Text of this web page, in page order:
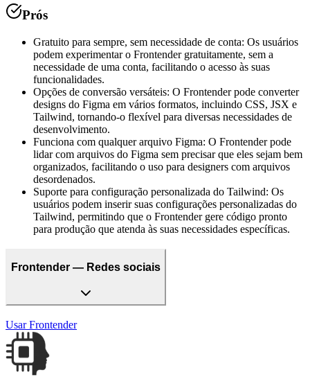
Prós
Gratuito para sempre, sem necessidade de conta: Os usuários
podem experimentar o Frontender gratuitamente, sem a
necessidade de uma conta, facilitando o acesso às suas
funcionalidades.
Opções de conversão versáteis: O Frontender pode converter
designs do Figma em vários formatos, incluindo CSS, JSX e
Tailwind, tornando-o flexível para diversas necessidades de
desenvolvimento.
Funciona com qualquer arquivo Figma: O Frontender pode
lidar com arquivos do Figma sem precisar que eles sejam bem
organizados, facilitando o uso para designers com arquivos
desordenados.
Suporte para configuração personalizada do Tailwind: Os
usuários podem inserir suas configurações personalizadas do
Tailwind, permitindo que o Frontender gere código pronto
para produção que atenda às suas necessidades específicas.
Frontender — Redes sociais
Usar Frontender